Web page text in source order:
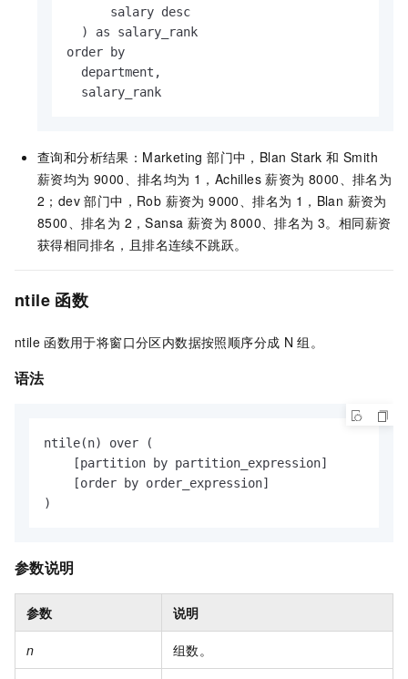
      salary desc
  ) as salary_rank
order by
  department,
  salary_rank
查询和分析结果：Marketing 部门中，Blan Stark 和 Smith
薪资均为 9000、排名均为 1，Achilles 薪资为 8000、排名为
2；dev 部门中，Rob 薪资为 9000、排名为 1，Blan 薪资为
8500、排名为 2，Sansa 薪资为 8000、排名为 3。相同薪资
获得相同排名，且排名连续不跳跃。
ntile 函数
ntile 函数用于将窗口分区内数据按照顺序分成 N 组。
语法
ntile(n) over (
    [partition by partition_expression]
    [order by order_expression]
)
参数说明
参数 说明
n 组数。